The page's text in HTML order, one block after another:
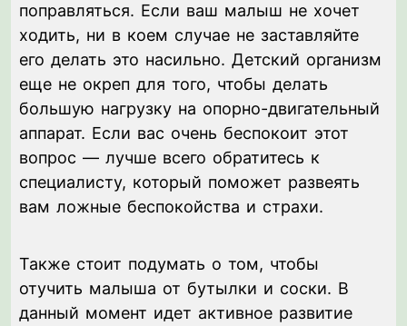
поправляться. Если ваш малыш не хочет
ходить, ни в коем случае не заставляйте
его делать это насильно. Детский организм
еще не окреп для того, чтобы делать
большую нагрузку на опорно-двигательный
аппарат. Если вас очень беспокоит этот
вопрос — лучше всего обратитесь к
специалисту, который поможет развеять
вам ложные беспокойства и страхи.
Также стоит подумать о том, чтобы
отучить малыша от бутылки и соски. В
данный момент идет активное развитие